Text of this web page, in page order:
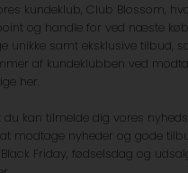
kundeklub, Club Blossom,
og handle for ved næste
unikke samt eksklusive tilbud,
af kundeklubben ved
her.
du kan tilmelde dig vores
modtage nyheder og gode
Friday, fødselsdag og